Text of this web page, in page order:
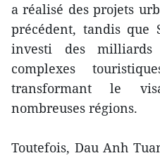
a réalisé des projets
précédent, tandis que
investi des
complexes
transformant le
nombreuses régions.
Toutefois, Dau Anh